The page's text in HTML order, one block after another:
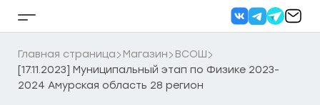
Кнопка
бокового
меню
Главная страница Магазин
ВСОШ
[17.11.2023] Муниципальный этап по Физике 2023-
2024 Амурская область 28 регион